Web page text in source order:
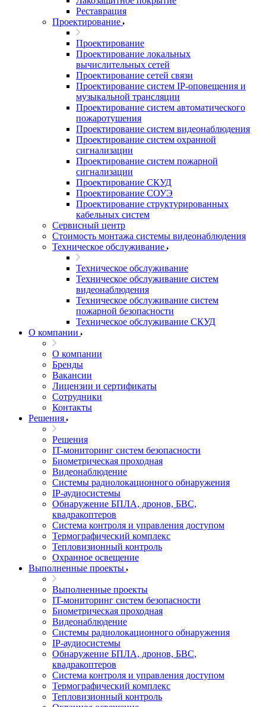
Реставрация
Проектирование
Проектирование
Проектирование локальных
вычислительных сетей
Проектирование сетей связи
Проектирование систем IP-оповещения и
музыкальной трансляции
Проектирование систем автоматического
пожаротушения
Проектирование систем видеонаблюдения
Проектирование систем охранной
сигнализации
Проектирование систем пожарной
сигнализации
Проектирование СКУД
Проектирование СОУЭ
Проектирование структурированных
кабельных систем
Сервисный центр
Стоимость монтажа системы видеонаблюдения
Техническое обслуживание
Техническое обслуживание
Техническое обслуживание систем
видеонаблюдения
Техническое обслуживание систем
пожарной безопасности
Техническое обслуживание СКУД
О компании
О компании
Бренды
Вакансии
Лицензии и сертификаты
Сотрудники
Контакты
Решения
Решения
IT-мониторинг систем безопасности
Биометрическая проходная
Видеонаблюдение
Системы радиолокационного обнаружения
IP-аудиосистемы
Обнаружение БПЛА, дронов, БВС,
квадракоптеров
Система контроля и управления доступом
Термографический комплекс
Тепловизионный контроль
Охранное освещение
Выполненные проекты
Выполненные проекты
IT-мониторинг систем безопасности
Биометрическая проходная
Видеонаблюдение
Системы радиолокационного обнаружения
IP-аудиосистемы
Обнаружение БПЛА, дронов, БВС,
квадракоптеров
Система контроля и управления доступом
Термографический комплекс
Тепловизионный контроль